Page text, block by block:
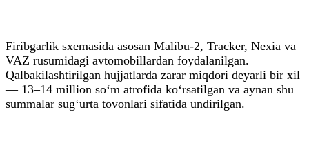
Firibgarlik sxemasida asosan Malibu-2, Tracker, Nexia va
VAZ rusumidagi avtomobillardan foydalanilgan.
Qalbakilashtirilgan hujjatlarda zarar miqdori deyarli bir xil
— 13–14 million so‘m atrofida ko‘rsatilgan va aynan shu
summalar sug‘urta tovonlari sifatida undirilgan.